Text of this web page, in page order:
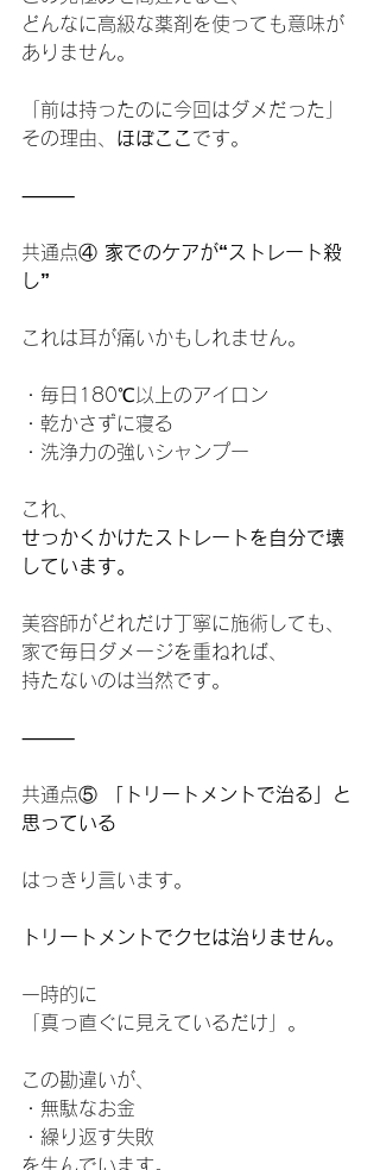
どんなに高級な薬剤を使っても意味が
ありません。
「前は持ったのに今回はダメだった」
その理由、 ほぼここ です。
⸻
共通点④ 家でのケアが“ストレート殺
し”
これは耳が痛いかもしれません。
・毎日180℃以上のアイロン
・乾かさずに寝る
・洗浄力の強いシャンプー
これ、
せっかくかけたストレートを自分で壊
しています。
美容師がどれだけ丁寧に施術しても、
家で毎日ダメージを重ねれば、
持たないのは当然です。
⸻
共通点⑤ 「トリートメントで治る」と
思っている
はっきり言います。
トリートメントでクセは治りません。
一時的に
「真っ直ぐに見えているだけ」。
この勘違いが、
・無駄なお金
・繰り返す失敗
を生んでいます。